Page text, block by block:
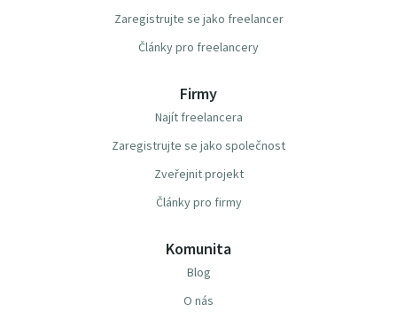
Zaregistrujte se jako freelancer
Články pro freelancery
Firmy
Najít freelancera
Zaregistrujte se jako společnost
Zveřejnit projekt
Články pro firmy
Komunita
Blog
O nás